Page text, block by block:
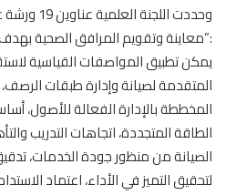
وحددت
:”معاينة وتقويم المرافق الصحية
يمكن تطبيق المواصفات القياسية
المتقدمة لصيانة وإدارة طبقات الرصف،
المخططة بالإدارة الفعالة للأصول،
الطاقة المتجددة، اتجاهات التدريب
الصيانة من منظور جودة الخدمات،
لتحقيق التميز في الأداء، اعتماد